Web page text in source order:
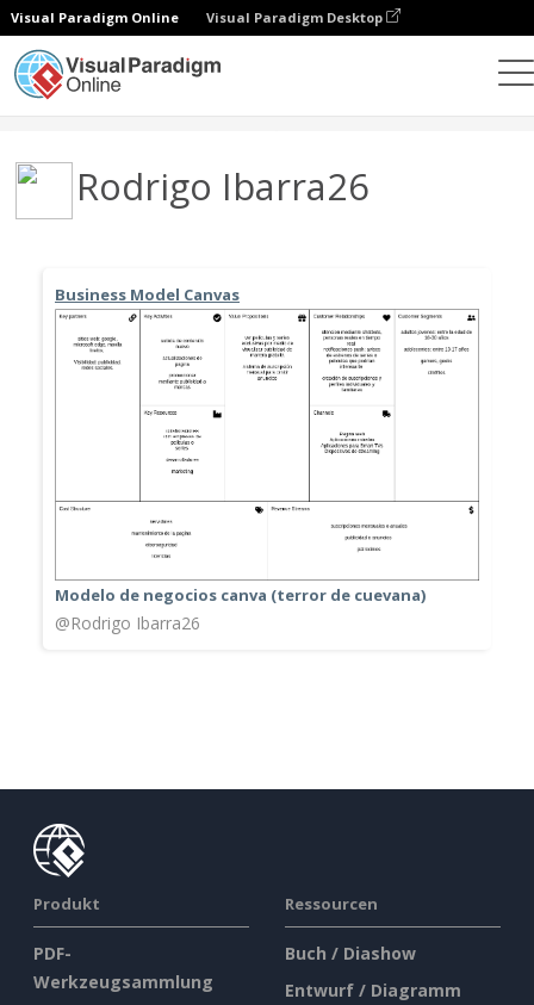
Visual Paradigm Online Visual Paradigm Desktop
Rodrigo Ibarra26
Business Model Canvas
Modelo de negocios canva (terror de cuevana)
@Rodrigo Ibarra26
Produkt
PDF-
Werkzeugsammlung
Ressourcen
Buch / Diashow
Entwurf / Diagramm